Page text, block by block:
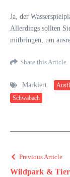
Ja, der
Allerdings sollten
mitbringen, um
Share this Article
Markiert:
Schwabach
Previous Article
Wildpark &